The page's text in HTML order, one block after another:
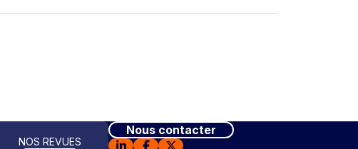
NOS REVUES
Nous contacter